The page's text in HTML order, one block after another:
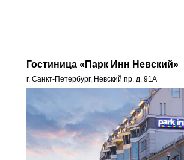
Гостиница «Парк Инн Невский»
г. Санкт-Петербург, Невский пр. д. 91А